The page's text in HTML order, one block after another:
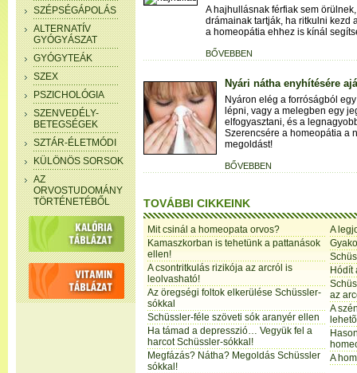
SZÉPSÉGÁPOLÁS
ALTERNATÍV
GYÓGYÁSZAT
GYÓGYTEÁK
SZEX
PSZICHOLÓGIA
SZENVEDÉLY-
BETEGSÉGEK
SZTÁR-ÉLETMÓDI
KÜLÖNÖS SORSOK
AZ
ORVOSTUDOMÁNY
TÖRTÉNETÉBŐL
A hajhullásnak férfiak sem
drámainak tartják, ha ritkulni kezd
a homeopátia ehhez is kínál
BŐVEBBEN
Nyári nátha enyhítésére
Nyáron elég a forróságból
lépni, vagy a melegben egy
elfogyasztani, és a
Szerencsére a homeopátia a
megoldást!
BŐVEBBEN
TOVÁBBI CIKKEINK
Mit csinál a homeopata orvos?
Kamaszkorban is tehetünk a pattanások
ellen!
A csontritkulás rizikója az arcról is
leolvasható!
Az öregségi foltok elkerülése Schüssler-
sókkal
Schüssler-féle szöveti sók aranyér ellen
Ha támad a depresszió… Vegyük fel a
harcot Schüssler-sókkal!
Megfázás? Nátha? Megoldás Schüssler
sókkal!
A
Hódít
az
A
A